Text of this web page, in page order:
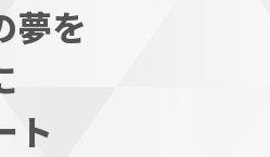
夢を
ト